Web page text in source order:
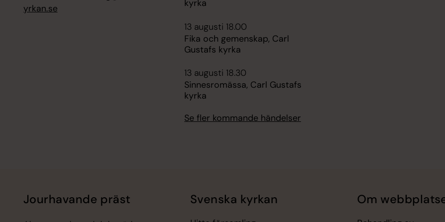
yrkan.se
kyrka
13 augusti 18.00
Fika och gemenskap, Carl
Gustafs kyrka
13 augusti 18.30
Sinnesromässa, Carl Gustafs
kyrka
Se fler kommande händelser
Jourhavande präst Svenska kyrkan Om